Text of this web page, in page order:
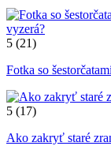
5 (21)
Fotka so
5 (17)
Ako zakryť staré